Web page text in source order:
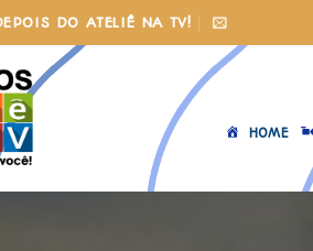
DO ATELIÊ NA TV!
HOME